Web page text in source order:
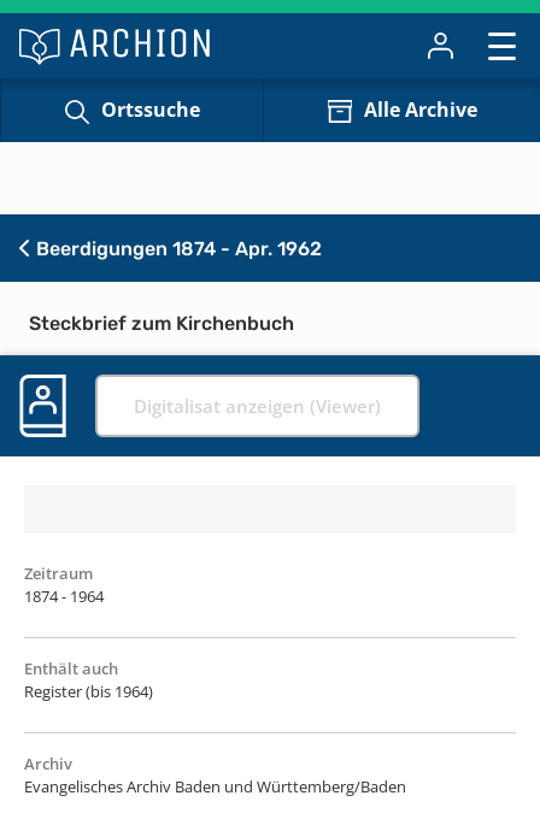
Ortssuche Alle Archive
Beerdigungen 1874 - Apr. 1962
Steckbrief zum Kirchenbuch
Digitalisat anzeigen (Viewer)
Zeitraum
1874 - 1964
Enthält auch
Register (bis 1964)
Archiv
Evangelisches Archiv Baden und Württemberg/Baden